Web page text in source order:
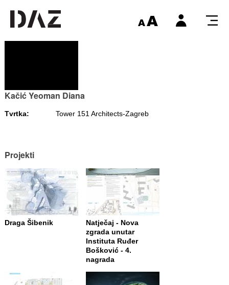
Kačić Yeoman Diana
Tvrtka: Tower 151 Architects-Zagreb
Projekti
Draga Šibenik
Natječaj - Nova
zgrada unutar
Instituta Ruđer
Bošković - 4.
nagrada